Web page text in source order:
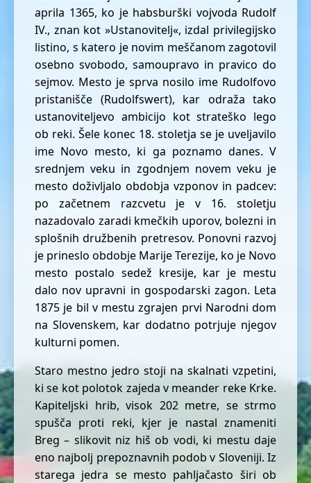
aprila 1365, ko je habsburški vojvoda Rudolf
IV., znan kot »Ustanovitelj«, izdal privilegijsko
listino, s katero je novim meščanom zagotovil
osebno svobodo, samoupravo in pravico do
sejmov. Mesto je sprva nosilo ime Rudolfovo
pristanišče (Rudolfswert), kar odraža tako
ustanoviteljevo ambicijo kot strateško lego
ob reki. Šele konec 18. stoletja se je uveljavilo
ime Novo mesto, ki ga poznamo danes. V
srednjem veku in zgodnjem novem veku je
mesto doživljalo obdobja vzponov in padcev:
po začetnem razcvetu je v 16. stoletju
nazadovalo zaradi kmečkih uporov, bolezni in
splošnih družbenih pretresov. Ponovni razvoj
je prineslo obdobje Marije Terezije, ko je Novo
mesto postalo sedež kresije, kar je mestu
dalo nov upravni in gospodarski zagon. Leta
1875 je bil v mestu zgrajen prvi Narodni dom
na Slovenskem, kar dodatno potrjuje njegov
kulturni pomen.
Staro mestno jedro stoji na skalnati vzpetini,
ki se kot polotok zajeda v meander reke Krke.
Kapiteljski hrib, visok 202 metre, se strmo
spušča proti reki, kjer je nastal znameniti
Breg – slikovit niz hiš ob vodi, ki mestu daje
eno najbolj prepoznavnih podob v Sloveniji. Iz
starega jedra se mesto pahljačasto širi ob